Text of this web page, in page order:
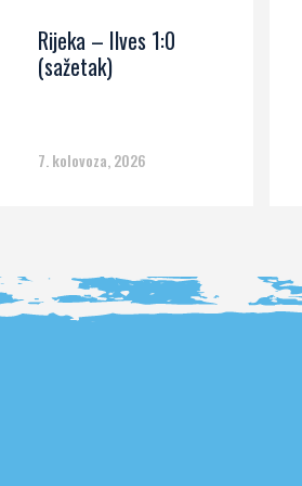
Rijeka – Ilves 1:0
(sažetak)
7. kolovoza, 2026